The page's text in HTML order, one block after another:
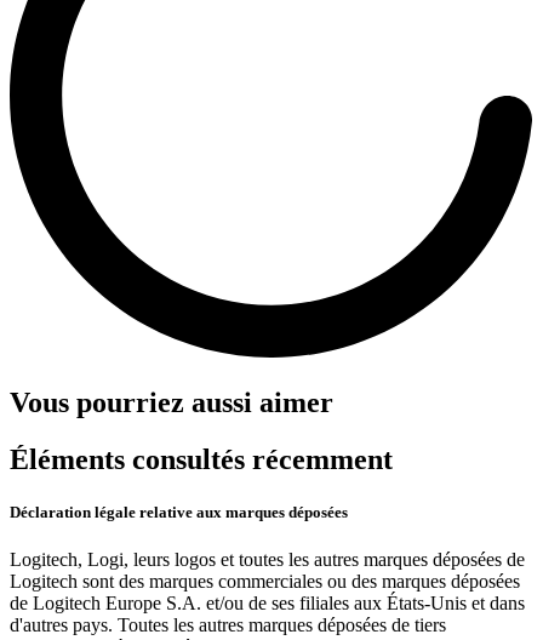
Vous pourriez aussi aimer
Éléments consultés récemment
Déclaration légale relative aux marques déposées
Logitech, Logi, leurs logos et toutes les autres marques déposées de
Logitech sont des marques commerciales ou des marques déposées
de Logitech Europe S.A. et/ou de ses filiales aux États-Unis et dans
d'autres pays. Toutes les autres marques déposées de tiers